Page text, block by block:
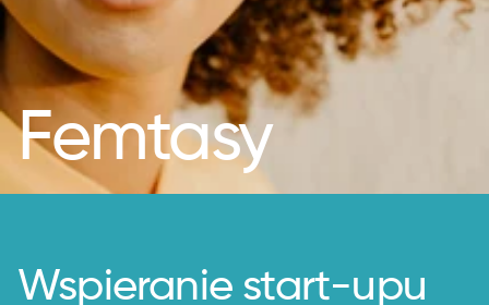
Femtasy
Wspieranie start-upu